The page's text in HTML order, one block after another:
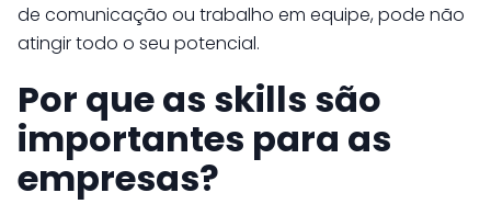
de comunicação ou trabalho em equipe, pode não
atingir todo o seu potencial.
Por que as skills são
importantes para as
empresas?